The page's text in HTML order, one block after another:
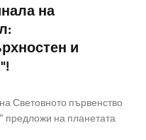
на
и
Световното първенство
предложи на планетата